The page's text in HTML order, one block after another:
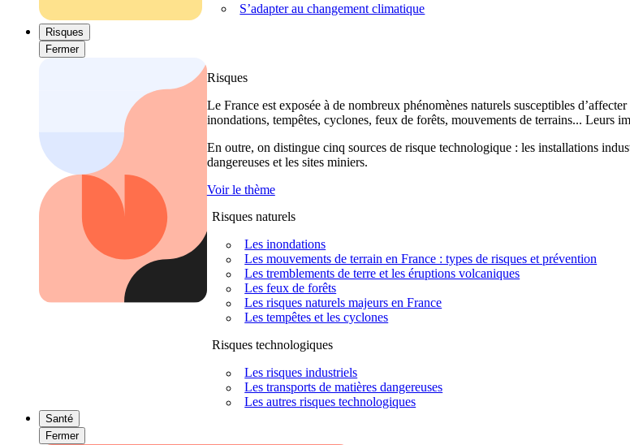
S’adapter au changement climatique
Risques
Fermer
Risques
Le France est exposée à de nombreux phénomènes naturels susceptibles
inondations, tempêtes, cyclones, feux de forêts, mouvements de terrains... Leurs
En outre, on distingue cinq sources de risque technologique : les installations
dangereuses et les sites miniers.
Voir le thème
Risques naturels
Les inondations
Les mouvements de terrain en France : types de risques et prévention
Les tremblements de terre et les éruptions volcaniques
Les feux de forêts
Les risques naturels majeurs en France
Les tempêtes et les cyclones
Risques technologiques
Les risques industriels
Les transports de matières dangereuses
Les autres risques technologiques
Santé
Fermer